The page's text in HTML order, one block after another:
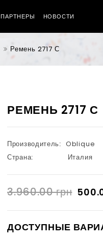
ПАРТНЕРЫ НОВОСТИ
Ремень 2717 С
РЕМЕНЬ 2717 С
Производитель: Oblique
Страна:
Италия
3.960.00 грн
ДОСТУПНЫЕ